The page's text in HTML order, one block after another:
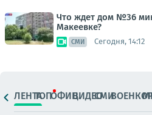
Что ждет дом №36
Макеевке?
СМИ Сегодня, 14:12
ЛЕНТАТОПОФИЦ.ВИДЕОСМИ